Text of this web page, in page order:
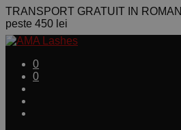
TRANSPORT GRATUIT IN
peste 450 lei
0
0